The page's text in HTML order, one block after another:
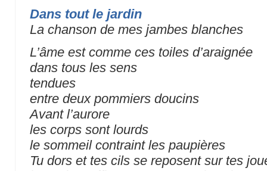
Dans tout le jardin
La chanson de mes jambes blanches
L’âme est comme ces toiles d’araignée
dans tous les sens
tendues
entre deux pommiers doucins
Avant l’aurore
les corps sont lourds
le sommeil contraint les paupières
Tu dors et tes cils se reposent sur tes